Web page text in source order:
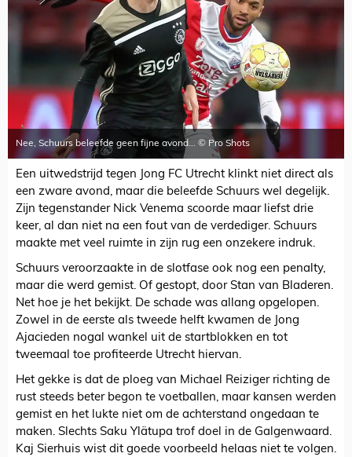
Nee, Schuurs beleefde geen fijne avond... © Pro Shots
Een uitwedstrijd tegen Jong FC Utrecht klinkt niet direct als
een zware avond, maar die beleefde Schuurs wel degelijk.
Zijn tegenstander Nick Venema scoorde maar liefst drie
keer, al dan niet na een fout van de verdediger. Schuurs
maakte met veel ruimte in zijn rug een onzekere indruk.
Schuurs veroorzaakte in de slotfase ook nog een penalty,
maar die werd gemist. Of gestopt, door Stan van Bladeren.
Net hoe je het bekijkt. De schade was allang opgelopen.
Zowel in de eerste als tweede helft kwamen de Jong
Ajacieden nogal wankel uit de startblokken en tot
tweemaal toe profiteerde Utrecht hiervan.
Het gekke is dat de ploeg van Michael Reiziger richting de
rust steeds beter begon te voetballen, maar kansen werden
gemist en het lukte niet om de achterstand ongedaan te
maken. Slechts Saku Ylätupa trof doel in de Galgenwaard.
Kaj Sierhuis wist dit goede voorbeeld helaas niet te volgen.